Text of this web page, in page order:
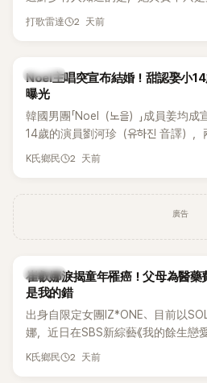
一名不折不扣的學霸。她日前在節目
打歌雷達 2 天前
K-POP
Noel主唱突宣布結婚！甜認娶小
曝光
韓國男團「Noel（노을）」成員姜均
14歲的演員劉河珍（유하진 音譯）
低調舉辦婚禮，消息一出立刻引發關
K氏鄉民 2 天前
廣告
K-POP
崔叡娜淚揭童年罹癌！父母為醫藥
是我的錯
出身自限定女團IZ*ONE、目前以
娜，近日在SBS新綜藝《我的餘生戀
度談起自己幼年罹患小兒癌的經歷
K氏鄉民 2 天前